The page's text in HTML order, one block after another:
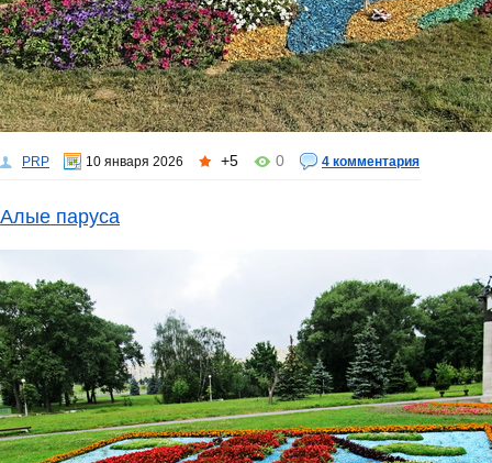
PRP 10 января 2026 +5 0 4 комментария
Алые паруса